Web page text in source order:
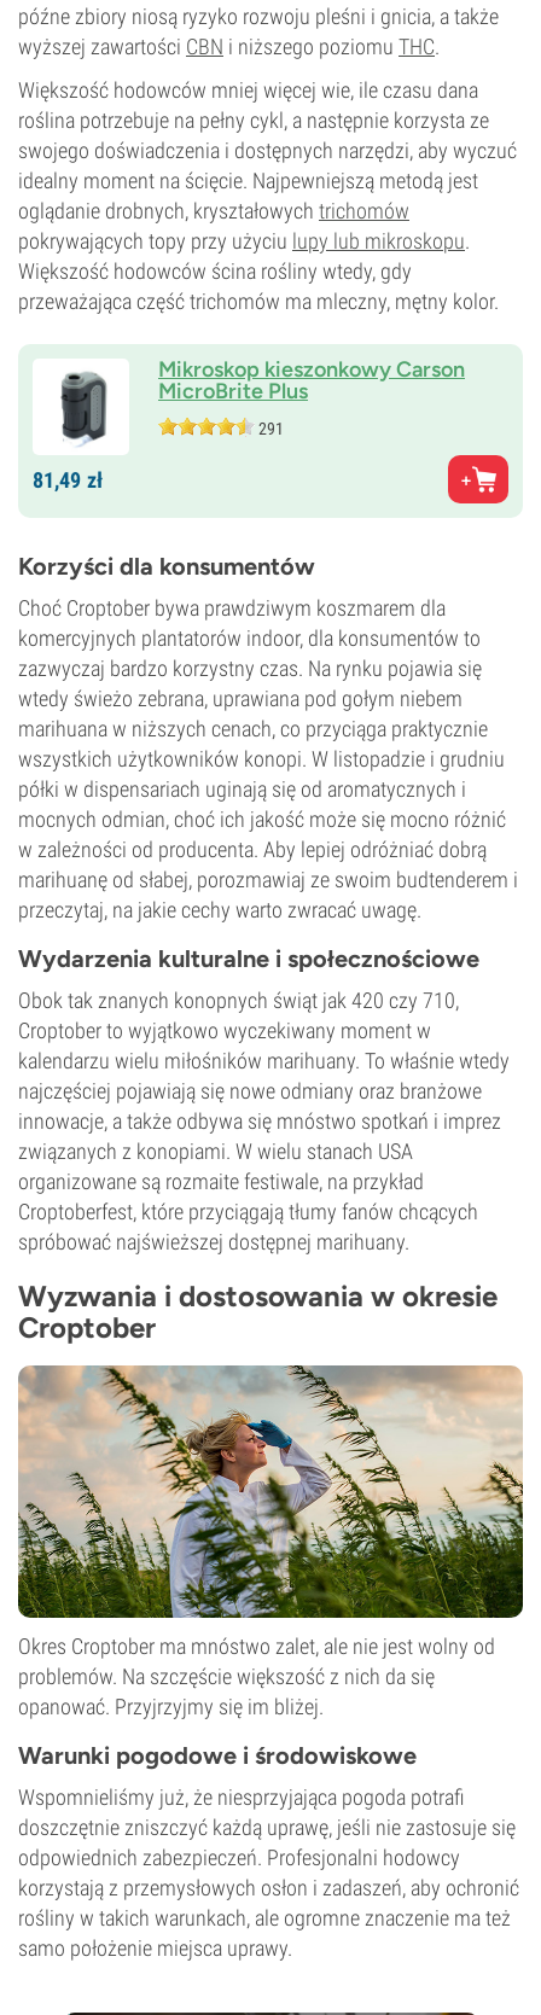
późne zbiory niosą ryzyko rozwoju pleśni i gnicia, a także
wyższej zawartości CBN i niższego poziomu THC.
Większość hodowców mniej więcej wie, ile czasu dana
roślina potrzebuje na pełny cykl, a następnie korzysta ze
swojego doświadczenia i dostępnych narzędzi, aby wyczuć
idealny moment na ścięcie. Najpewniejszą metodą jest
oglądanie drobnych, kryształowych trichomów
pokrywających topy przy użyciu lupy lub mikroskopu.
Większość hodowców ścina rośliny wtedy, gdy
przeważająca część trichomów ma mleczny, mętny kolor.
Mikroskop kieszonkowy Carson
MicroBrite Plus
291
81,49 zł
Korzyści dla konsumentów
Choć Croptober bywa prawdziwym koszmarem dla
komercyjnych plantatorów indoor, dla konsumentów to
zazwyczaj bardzo korzystny czas. Na rynku pojawia się
wtedy świeżo zebrana, uprawiana pod gołym niebem
marihuana w niższych cenach, co przyciąga praktycznie
wszystkich użytkowników konopi. W listopadzie i grudniu
półki w dispensariach uginają się od aromatycznych i
mocnych odmian, choć ich jakość może się mocno różnić
w zależności od producenta. Aby lepiej odróżniać dobrą
marihuanę od słabej, porozmawiaj ze swoim budtenderem i
przeczytaj, na jakie cechy warto zwracać uwagę.
Wydarzenia kulturalne i społecznościowe
Obok tak znanych konopnych świąt jak 420 czy 710,
Croptober to wyjątkowo wyczekiwany moment w
kalendarzu wielu miłośników marihuany. To właśnie wtedy
najczęściej pojawiają się nowe odmiany oraz branżowe
innowacje, a także odbywa się mnóstwo spotkań i imprez
związanych z konopiami. W wielu stanach USA
organizowane są rozmaite festiwale, na przykład
Croptoberfest, które przyciągają tłumy fanów chcących
spróbować najświeższej dostępnej marihuany.
Wyzwania i dostosowania w okresie
Croptober
Okres Croptober ma mnóstwo zalet, ale nie jest wolny od
problemów. Na szczęście większość z nich da się
opanować. Przyjrzyjmy się im bliżej.
Warunki pogodowe i środowiskowe
Wspomnieliśmy już, że niesprzyjająca pogoda potrafi
doszczętnie zniszczyć każdą uprawę, jeśli nie zastosuje się
odpowiednich zabezpieczeń. Profesjonalni hodowcy
korzystają z przemysłowych osłon i zadaszeń, aby ochronić
rośliny w takich warunkach, ale ogromne znaczenie ma też
samo położenie miejsca uprawy.